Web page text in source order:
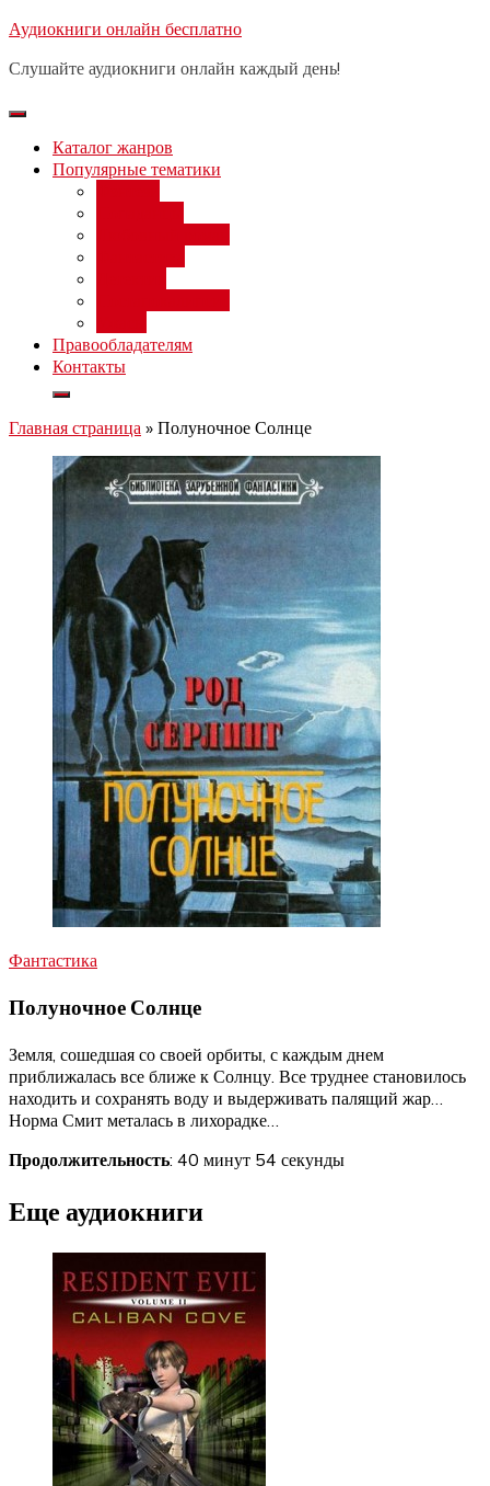
Перейти
содержимому
Аудиокниги онлайн бесплатно
Слушайте аудиокниги онлайн каждый день!
Каталог жанров
Популярные тематики
Правообладателям
Контакты
Главная страница » Полуночное Солнце
Фантастика
Полуночное Солнце
Земля, сошедшая со своей орбиты, с каждым днем
приближалась все ближе к Солнцу. Все труднее становилось
находить и сохранять воду и выдерживать палящий жар…
Норма Смит металась в лихорадке…
Продолжительность: 40 минут 54 секунды
Еще аудиокниги
Бесплатный вебинар: заработок
день